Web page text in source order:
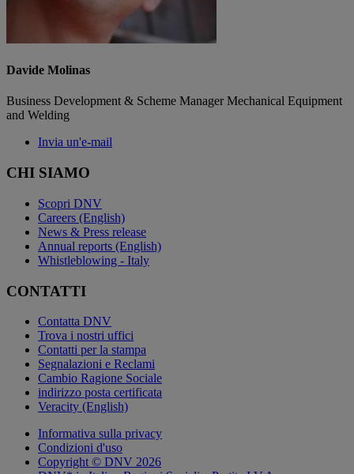
Davide Molinas
Business Development & Scheme Manager Mechanical Equipment
and Welding
Invia un'e-mail
CHI SIAMO
Scopri DNV
Careers (English)
News & Press release
Annual reports (English)
Whistleblowing - Italy
CONTATTI
Contatta DNV
Trova i nostri uffici
Contatti per la stampa
Segnalazioni e Reclami
Cambio Ragione Sociale
indirizzo posta certificata
Veracity (English)
Informativa sulla privacy
Condizioni d'uso
Copyright © DNV 2026